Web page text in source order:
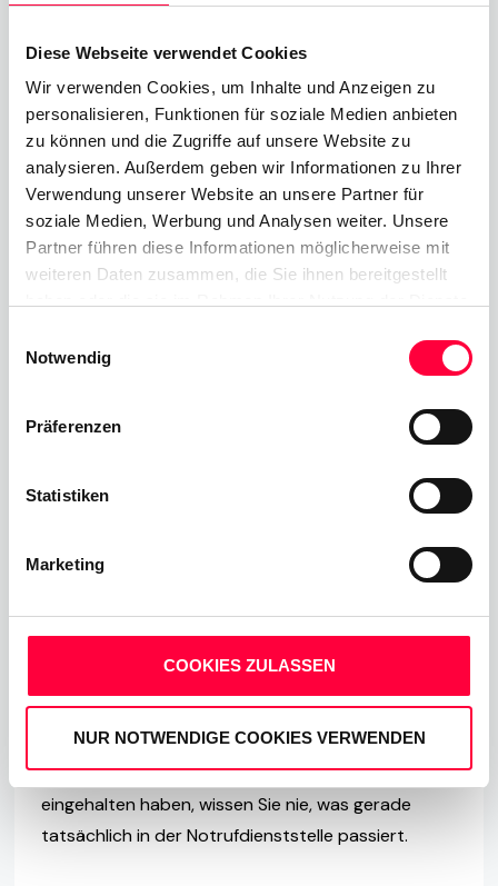
Diese Webseite verwendet Cookies
Wir verwenden Cookies, um Inhalte und Anzeigen zu
personalisieren, Funktionen für soziale Medien anbieten
zu können und die Zugriffe auf unsere Website zu
analysieren. Außerdem geben wir Informationen zu Ihrer
Verwendung unserer Website an unsere Partner für
soziale Medien, Werbung und Analysen weiter. Unsere
Partner führen diese Informationen möglicherweise mit
weiteren Daten zusammen, die Sie ihnen bereitgestellt
Cookies, wenn Sie unsere Webseite weiterhin nutzen.
Notwendig
Präferenzen
Statistiken
Marketing
COOKIES ZULASSEN
NUR NOTWENDIGE COOKIES VERWENDEN
Dadurch wird sichergestellt, dass alle
Beispiel Testanruf
So sollte ein Testanruf ungefähr aussehen:
Testanruf für eine
Telefonanlagenneuinstallation.
um die Details meines
vereinbaren?
Fragen sie immer, ob die Kontaktperson gerade frei
ist bzw. Zeit hat. Auch wenn Sie Ihren Termin
eingehalten haben, wissen Sie nie, was gerade
tatsächlich in der Notrufdienststelle passiert.